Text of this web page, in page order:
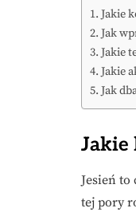
Jakie
Jak
Jakie
Jakie
Jak
Jakie
Jesień to
tej pory